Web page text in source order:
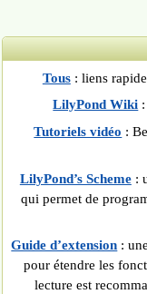
Tous: liens
LilyPond Wiki
Tutoriels vidéo :
LilyPond’s Scheme:
qui permet de
Guide d’extension :
pour étendre les
lecture est